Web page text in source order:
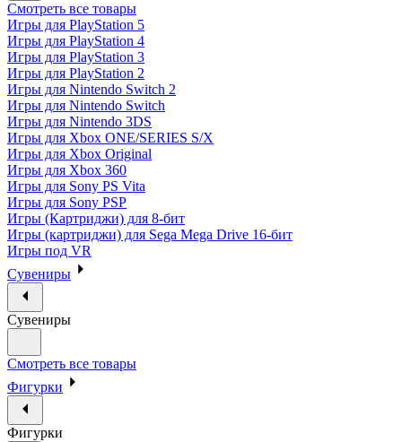
Смотреть все товары
Игры для PlayStation 5
Игры для PlayStation 4
Игры для PlayStation 3
Игры для PlayStation 2
Игры для Nintendo Switch 2
Игры для Nintendo Switch
Игры для Nintendo 3DS
Игры для Xbox ONE/SERIES S/X
Игры для Xbox Original
Игры для Xbox 360
Игры для Sony PS Vita
Игры для Sony PSP
Игры (Картриджи) для 8-бит
Игры (картриджи) для Sega Mega Drive 16-бит
Игры под VR
Сувениры
Сувениры
Смотреть все товары
Фигурки
Фигурки